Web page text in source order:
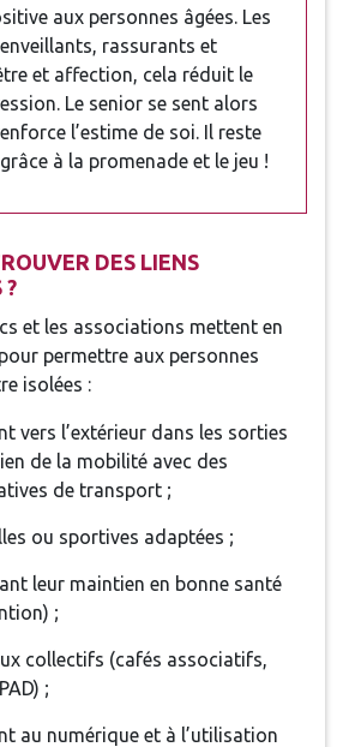
aux personnes âgées. Les
rassurants et
et affection, cela réduit le
Le senior se sent alors
l’estime de soi. Il reste
à la promenade et le jeu !
DES LIENS
?
et les associations mettent en
permettre aux personnes
isolées :
vers l’extérieur dans les sorties
de la mobilité avec des
de transport ;
ou sportives adaptées ;
leur maintien en bonne santé
;
collectifs (cafés associatifs,
;
au numérique et à l’utilisation